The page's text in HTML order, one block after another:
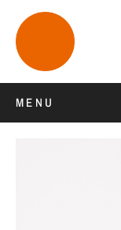
MENU